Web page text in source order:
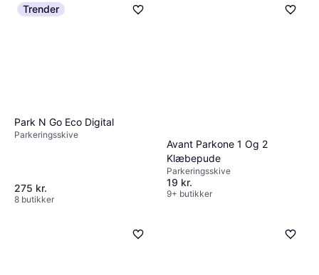
Trender
Park N Go Eco Digital
Parkeringsskive
275 kr.
8 butikker
Avant Parkone 1 Og 2
Klæbepude
Parkeringsskive
19 kr.
9+ butikker